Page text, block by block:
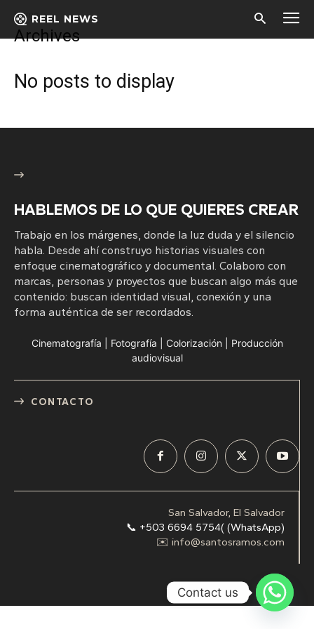
REEL NEWS
Home
Archives
No posts to display
HABLEMOS DE LO QUE QUIERES CREAR
Trabajo en los márgenes, donde la luz duda y el silencio
habla. Desde ahí construyo historias visuales con
enfoque cinematográfico y documental. Colaboro con
marcas, personas y proyectos que buscan algo más que
contenido: buscan identidad visual, conexión y una
forma auténtica de ser recordados.
Cinematografía | Fotografía | Colorización | Producción
audiovisual
CONTACTO
San Salvador, El Salvador
📞 +503 6694 5754( (WhatsApp)
✉️ info@santosramos.com
Contact us